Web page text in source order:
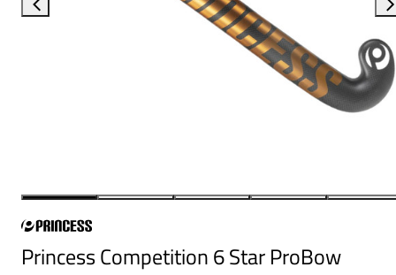
Princess Competition 6 Star ProBow